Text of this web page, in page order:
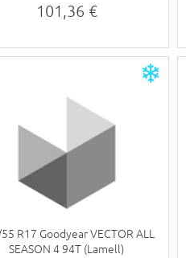
101,36 €
R17 Goodyear VECTOR ALL
SEASON 4 94T (Lamell)